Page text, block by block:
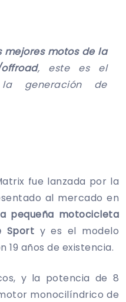
mejores motos de la
, este es el
generación de
fue lanzada por la
al mercado en
pequeña motocicleta
Sport y es el modelo
19 años de existencia.
y la potencia de 8
monocilíndrico de